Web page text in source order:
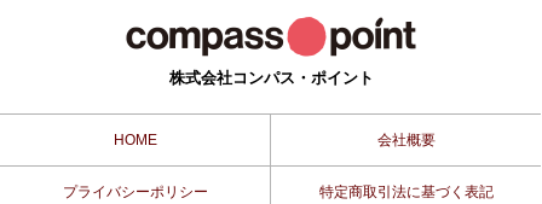
株式会社コンパス・ポイント
HOME 会社概要
プライバシーポリシー 特定商取引法に基づく表記